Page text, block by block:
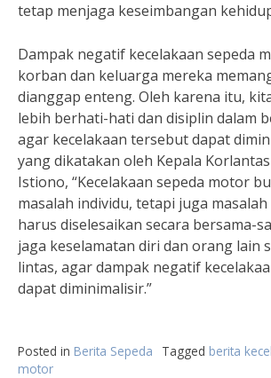
tetap menjaga keseimbangan
Dampak negatif kecelakaan sepeda
korban dan keluarga mereka
dianggap enteng. Oleh karena itu,
lebih berhati-hati dan disiplin dalam
agar kecelakaan tersebut dapat
yang dikatakan oleh Kepala
Istiono, “Kecelakaan sepeda motor
masalah individu, tetapi juga
harus diselesaikan secara bersama-
jaga keselamatan diri dan orang lain
lintas, agar dampak negatif
dapat diminimalisir.”
Posted in Berita Sepeda Tagged berita
motor